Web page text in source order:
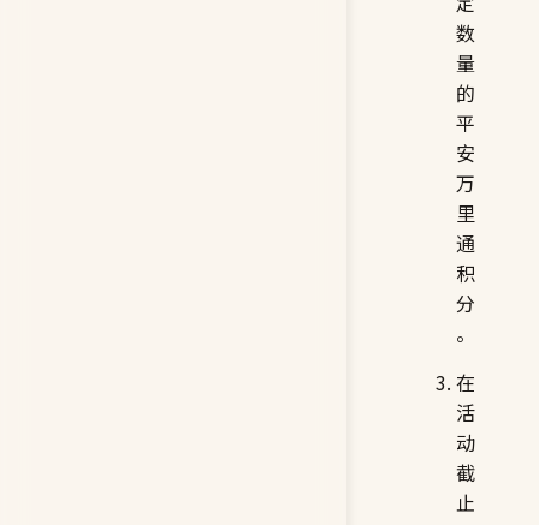
数
量
的
平
安
万
里
通
积
分
。
在
活
动
截
止